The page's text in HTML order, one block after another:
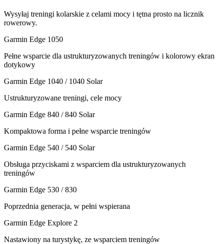
Wysyłaj treningi kolarskie z celami mocy i tętna prosto na licznik
rowerowy.
Garmin Edge 1050
Pełne wsparcie dla ustrukturyzowanych treningów i kolorowy ekran
dotykowy
Garmin Edge 1040 / 1040 Solar
Ustrukturyzowane treningi, cele mocy
Garmin Edge 840 / 840 Solar
Kompaktowa forma i pełne wsparcie treningów
Garmin Edge 540 / 540 Solar
Obsługa przyciskami z wsparciem dla ustrukturyzowanych
treningów
Garmin Edge 530 / 830
Poprzednia generacja, w pełni wspierana
Garmin Edge Explore 2
Nastawiony na turystykę, ze wsparciem treningów